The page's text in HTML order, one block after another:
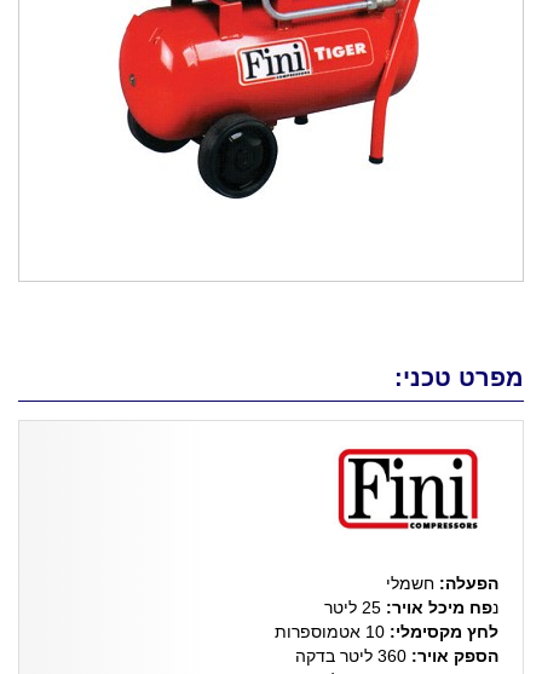
מפרט טכני:
הפעלה: חשמלי
נפח מיכל אויר: 25 ליטר
לחץ מקסימלי:
הספק אויר: